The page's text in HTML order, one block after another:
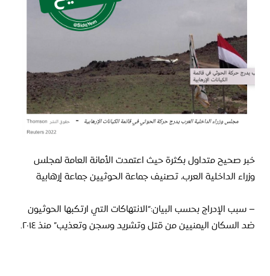
خبر صحيح متداول بكثرة حيث اعتمدت الأمانة العامة لمجلس
وزراء الداخلية العرب، تصنيف جماعة الحوثيين جماعة إرهابية
– سبب الإدراج بحسب البيان:“الانتهاكات التي ارتكبها الحوثيون
ضد السكان اليمنيين من قتل وتشريد وسجن وتعذيب” منذ ٢٠١٤.